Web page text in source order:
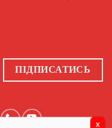
ПІДПИСАТИСЬ